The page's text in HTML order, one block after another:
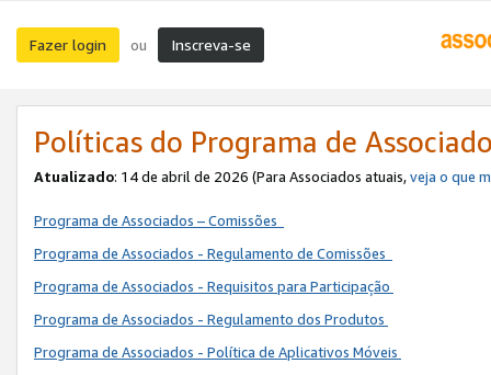
Fazer login ou Inscreva-se
Políticas do Programa de
Atualizado: 14 de abril de 2026 (Para Associados atuais,veja o que
Programa de Associados – Comissões
Programa de Associados - Regulamento de Comissões
Programa de Associados - Requisitos para Participação
Programa de Associados - Regulamento dos Produtos
Programa de Associados - Política de Aplicativos Móveis